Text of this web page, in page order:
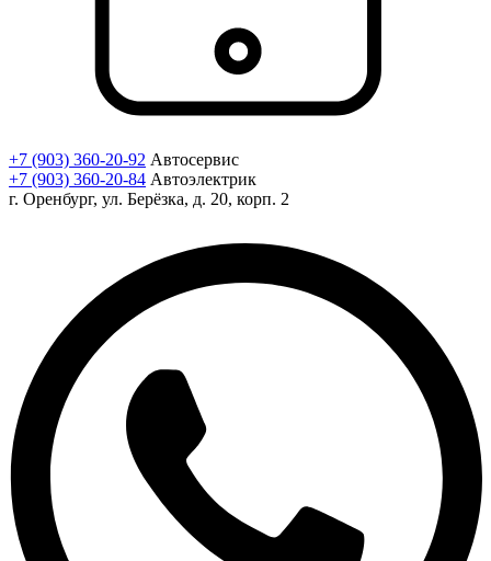
+7 (903) 360-20-92 Автосервис
+7 (903) 360-20-84 Автоэлектрик
г. Оренбург, ул. Берёзка, д. 20, корп. 2